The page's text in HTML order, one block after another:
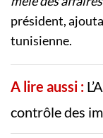
président,
tunisienne.
A lire aussi :
contrôle des